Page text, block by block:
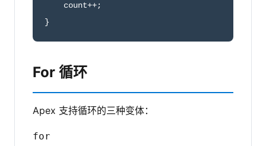
    count++;
}
For 循环
Apex 支持循环的三种变体：
for